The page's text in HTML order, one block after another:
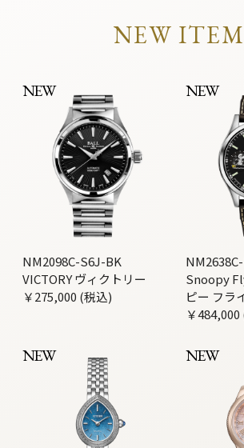
NEW ITEM
NEW
NM2098C-S6J-BK
VICTORY ヴィクトリー
￥275,000 (税込)
NEW
Snoopy
ピー フラ
￥
NEW NEW